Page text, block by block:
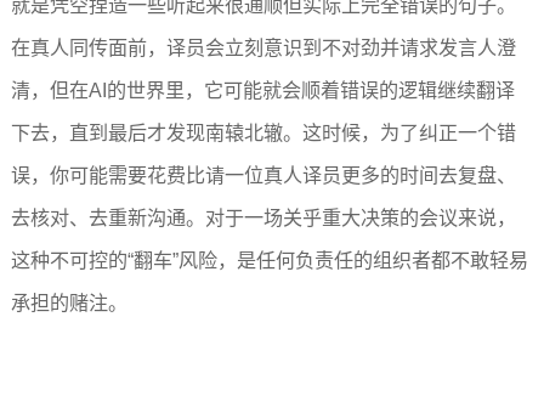
就是凭空捏造一些听起来很通顺但实际上完全错误的句子。
在真人同传面前，译员会立刻意识到不对劲并请求发言人澄
清，但在AI的世界里，它可能就会顺着错误的逻辑继续翻译
下去，直到最后才发现南辕北辙。这时候，为了纠正一个错
误，你可能需要花费比请一位真人译员更多的时间去复盘、
去核对、去重新沟通。对于一场关乎重大决策的会议来说，
这种不可控的“翻车”风险，是任何负责任的组织者都不敢轻易
承担的赌注。